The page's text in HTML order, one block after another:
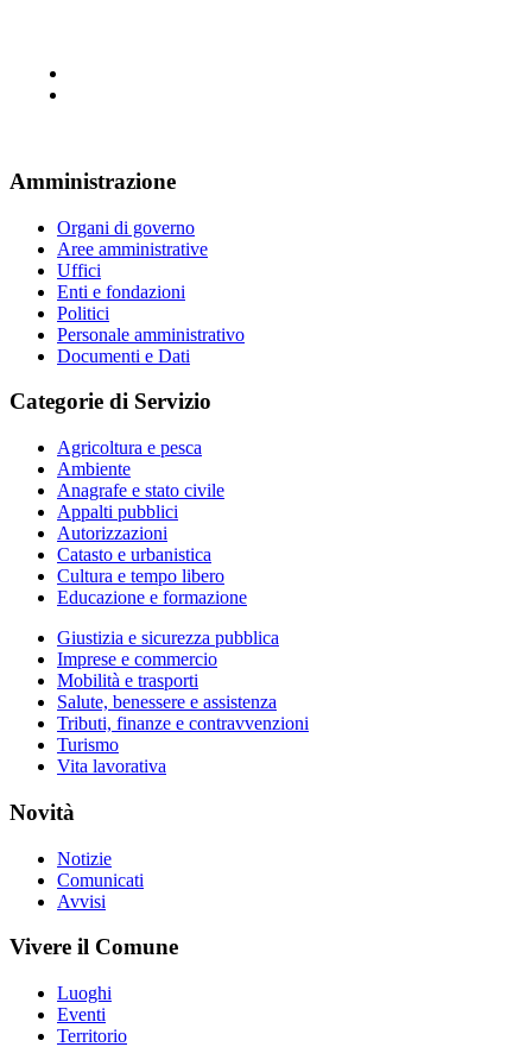
Amministrazione
Organi di governo
Aree amministrative
Uffici
Enti e fondazioni
Politici
Personale amministrativo
Documenti e Dati
Categorie di Servizio
Agricoltura e pesca
Ambiente
Anagrafe e stato civile
Appalti pubblici
Autorizzazioni
Catasto e urbanistica
Cultura e tempo libero
Educazione e formazione
Giustizia e sicurezza pubblica
Imprese e commercio
Mobilità e trasporti
Salute, benessere e assistenza
Tributi, finanze e contravvenzioni
Turismo
Vita lavorativa
Novità
Notizie
Comunicati
Avvisi
Vivere il Comune
Luoghi
Eventi
Territorio